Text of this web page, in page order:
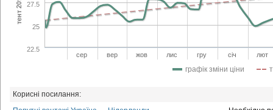
графік зміни ціни
сер вер жов лис гру січ лют
22.5
25
27.5
Корисні посилання: